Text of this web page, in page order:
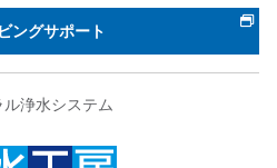
ングサポート
ル浄水システム